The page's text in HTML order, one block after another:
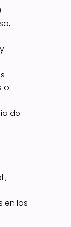
o
de
,
en los